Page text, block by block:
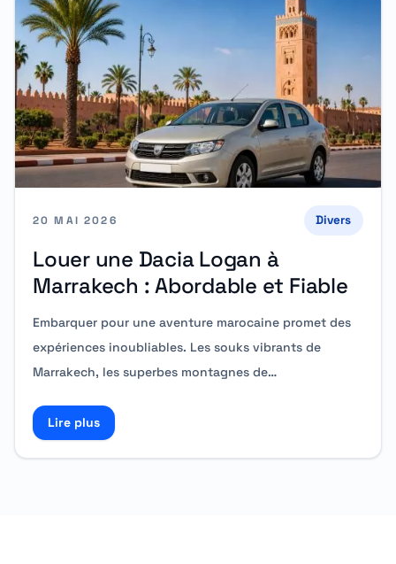
20 MAI 2026 Divers
Louer une Dacia Logan à
Marrakech : Abordable et Fiable
Embarquer pour une aventure marocaine promet des
expériences inoubliables. Les souks vibrants de
Marrakech, les superbes montagnes de…
Lire plusRead more about Louer une Dacia Logan à